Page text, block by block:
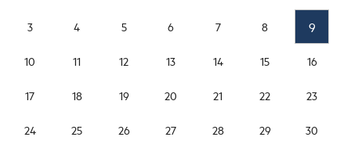
3 4 5 6 7 8 9
10 11 12 13 14 15 16
17 18 19 20 21 22 23
24 25 26 27 28 29 30